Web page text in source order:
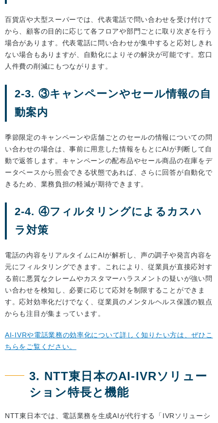
百貨店や大型スーパーでは、代表電話で問い合わせを受け付けて
から、顧客の目的に応じて各フロアや部門ごとに取り次ぎを行う
場合があります。代表電話に問い合わせが集中すると応対しきれ
ない場合もありますが、自動化によりその解決が可能です。窓口
人件費の削減にもつながります。
2-3. ③キャンペーンやセール情報の自
動案内
季節限定のキャンペーンや店舗ごとのセールの情報についての問
い合わせの場合は、事前に用意した情報をもとにAIが判断して自
動で返答します。キャンペーンの配布品やセール商品の在庫をデ
ータベースから照会できる状態であれば、さらに回答が自動化で
きるため、業務負担の軽減が期待できます。
2-4. ④フィルタリングによるカスハ
ラ対策
電話の内容をリアルタイムにAIが解析し、声の調子や発言内容を
元にフィルタリングできます。これにより、従業員が直接応対す
る前に悪質なクレームやカスタマーハラスメントの疑いが強い問
い合わせを検知し、必要に応じて応対を制限することができま
す。応対効率化だけでなく、従業員のメンタルヘルス保護の観点
からも注目が集まっています。
AI-IVRや電話業務の効率化について詳しく知りたい方は、ぜひこ
ちらをご覧ください。
3. NTT東日本のAI-IVRソリュー
ション特長と機能
NTT東日本では、電話業務を生成AIが代行する「IVRソリューシ